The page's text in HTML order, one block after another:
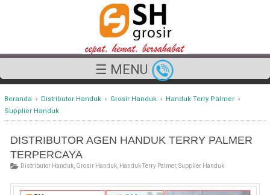
☰ MENU
Beranda › Distributor Handuk › Grosir Handuk › Handuk Terry Palmer ›
Supplier Handuk
DISTRIBUTOR AGEN HANDUK TERRY PALMER
TERPERCAYA
Distributor Handuk, Grosir Handuk, Handuk Terry Palmer, Supplier Handuk